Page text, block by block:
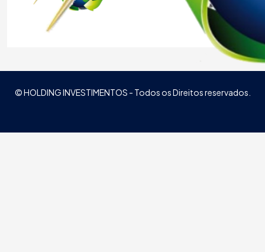
© HOLDING INVESTIMENTOS - Todos os Direitos reservados.